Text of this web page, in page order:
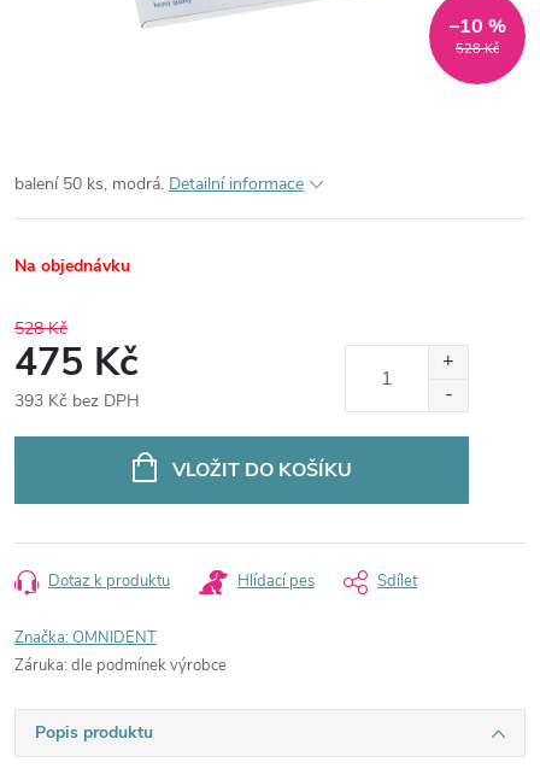
528 Kč
–10 %
balení 50 ks, modrá. Detailní informace
Na objednávku
528 Kč
475 Kč
393 Kč bez DPH
VLOŽIT DO KOŠÍKU
Dotaz k produktu Hlídací pes Sdílet
Značka:OMNIDENT
Záruka: dle podmínek výrobce
Popis produktu